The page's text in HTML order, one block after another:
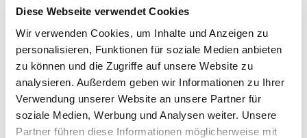
Diese Webseite verwendet Cookies
Wir verwenden Cookies, um Inhalte und Anzeigen zu
personalisieren, Funktionen für soziale Medien anbieten
zu können und die Zugriffe auf unsere Website zu
analysieren. Außerdem geben wir Informationen zu Ihrer
Verwendung unserer Website an unsere Partner für
soziale Medien, Werbung und Analysen weiter. Unsere
Partner führen diese Informationen möglicherweise mit
Versanddienstleister hat die Voraussetzungen und das geschulte Personal,
Sie nicht alle Artikel mit Ihrem favorisierten Dienstleister geliefert
bekommen können. Wir versenden, entsprechend den Richtlinien der
Transportdienstleister, Gefahrgut in der Hauptsache mit dem DPD. Vielen
Dank für Ihr Verständnis.
VERSAND MIT SPEDITION